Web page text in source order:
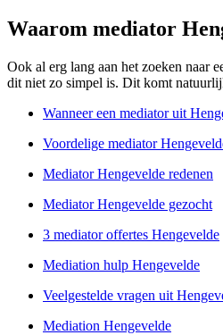
Waarom mediator
Ook al erg lang aan het zoeken naar
dit niet zo simpel is. Dit komt
Wanneer een mediator uit
Voordelige mediator
Mediator Hengevelde redenen
Mediator Hengevelde gezocht
3 mediator offertes Hengevelde
Mediation hulp Hengevelde
Veelgestelde vragen uit
Mediation Hengevelde